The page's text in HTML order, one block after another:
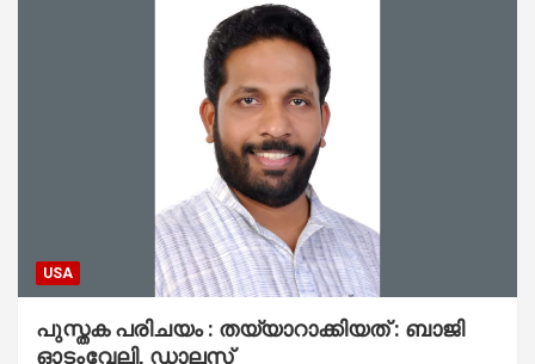
USA
പുസ്തക പരിചയം : തയ്യാറാക്കിയത് : ബാജി
ഓടംവേലി, ഡാലസ്